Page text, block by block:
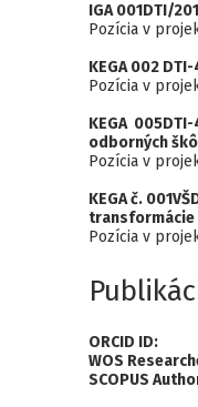
IGA 001DTI/
Pozícia v
KEGA 002
Pozícia v
KEGA
odborných
Pozícia v
KEGA č.
Pozícia v
ORCID ID:
WOS
SCOPUS